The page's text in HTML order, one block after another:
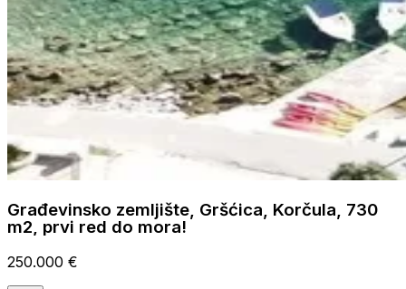
Građevinsko zemljište, Gršćica, Korčula, 730
m2, prvi red do mora!
250.000 €